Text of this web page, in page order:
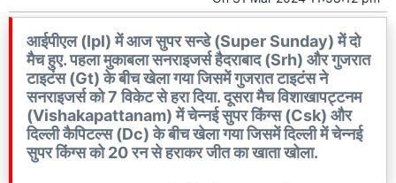
आईपीएल (Ipl) में आज सुपर सन्डे (Super Sunday) में दो
मैच हुए. पहला मुकाबला सनराइजर्स हैदराबाद (Srh) और गुजरात
टाइटंस (Gt) के बीच खेला गया जिसमें गुजरात टाइटंस ने
सनराइजर्स को 7 विकेट से हरा दिया. दूसरा मैच विशाखापट्टनम
(Vishakapattanam) में चेन्नई सुपर किंग्स (Csk) और
दिल्ली कैपिटल्स (Dc) के बीच खेला गया जिसमें दिल्ली में चेन्नई
सुपर किंग्स को 20 रन से हराकर जीत का खाता खोला.